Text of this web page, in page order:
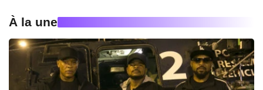
À la une